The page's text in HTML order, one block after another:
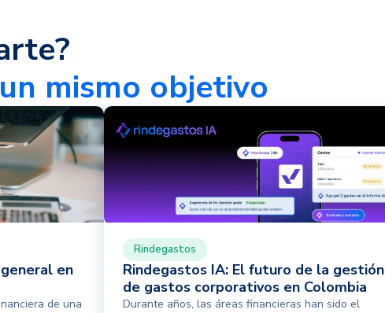
mismo objetivo
en
de una
Rindegastos
Rindegastos IA: El futuro de la gestión
de gastos corporativos en Colombia
Durante años, las áreas financieras han sido el